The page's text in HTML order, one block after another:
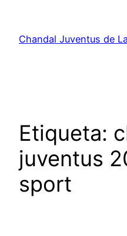
contenido
Chandal Juventus de
Etiqueta:
juventus
sport